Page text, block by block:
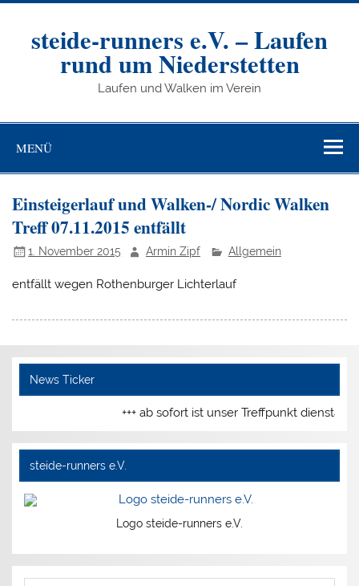
Zum
steide-runners e.V. – Laufen
rund um Niederstetten
Laufen und Walken im Verein
MENÜ
Einsteigerlauf und Walken-/ Nordic Walken
Treff 07.11.2015 entfällt
1. November 2015 Armin Zipf Allgemein
entfällt wegen Rothenburger Lichterlauf
News Ticker
+++ ab sofort ist unser Treffpunkt
steide-runners e.V.
Logo steide-runners e.V.